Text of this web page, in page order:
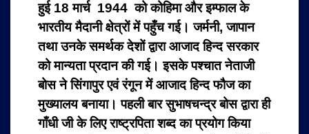
हुई 18 मार्च 1944 को कोहिमा और इम्फाल के
भारतीय मैदानी क्षेत्रों में पहुँच गई। जर्मनी, जापान
तथा उनके समर्थक देशों द्वारा आजाद हिन्द सरकार
को मान्यता प्रदान की गई। इसके पश्चात नेताजी
बोस ने सिंगापुर एवं रंगून में आजाद हिन्द फौज का
मुख्यालय बनाया। पहली बार सुभाषचन्द्र बोस द्वारा ही
गाँधी जी के लिए राष्ट्रपिता शब्द का प्रयोग किया